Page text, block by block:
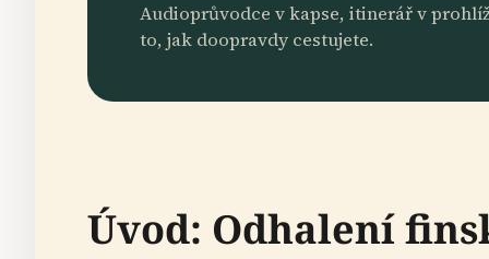
Audioprůvodce v kapse, itinerář v
to, jak doopravdy cestujete.
Úvod: Odhalení